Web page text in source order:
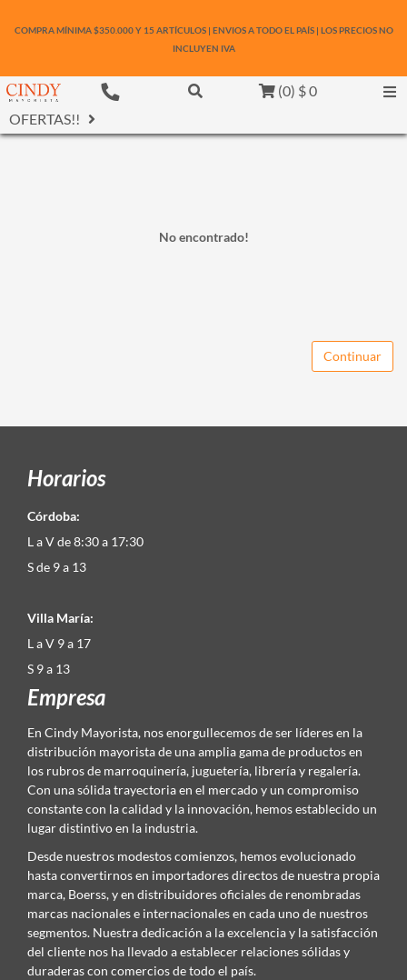
COMPRA MÍNIMA $350.000 Y 15 ARTÍCULOS | ENVIOS A TODO EL PAÍS | LOS PRECIOS NO
INCLUYEN IVA
(0) $ 0
OFERTAS!!
No encontrado!
Continuar
Horarios
Córdoba:
L a V de 8:30 a 17:30
S de 9 a 13
Villa María:
L a V 9 a 17
S 9 a 13
Empresa
En Cindy Mayorista, nos enorgullecemos de ser líderes en la
distribución mayorista de una amplia gama de productos en
los rubros de marroquinería, juguetería, librería y regalería.
Con una sólida trayectoria en el mercado y un compromiso
constante con la calidad y la innovación, hemos establecido un
lugar distintivo en la industria.
Desde nuestros modestos comienzos, hemos evolucionado
hasta convertirnos en importadores directos de nuestra propia
marca, Boerss, y en distribuidores oficiales de renombradas
marcas nacionales e internacionales en cada uno de nuestros
segmentos. Nuestra dedicación a la excelencia y la satisfacción
del cliente nos ha llevado a establecer relaciones sólidas y
duraderas con comercios de todo el país.